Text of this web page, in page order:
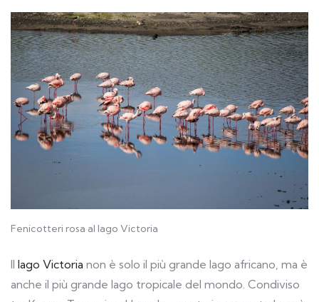
Fenicotteri rosa al lago Victoria
Il lago Victoria non è solo il più grande lago africano, ma è
anche il più grande lago tropicale del mondo. Condiviso